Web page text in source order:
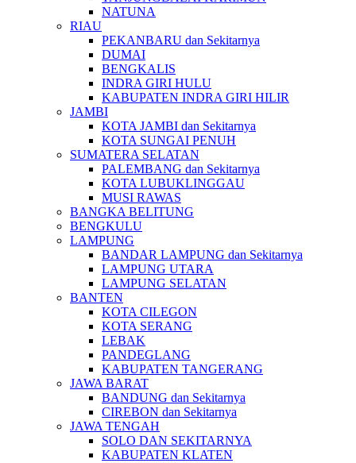
NATUNA
RIAU
PEKANBARU dan Sekitarnya
DUMAI
BENGKALIS
INDRA GIRI HULU
KABUPATEN INDRA GIRI HILIR
JAMBI
KOTA JAMBI dan Sekitarnya
KOTA SUNGAI PENUH
SUMATERA SELATAN
PALEMBANG dan Sekitarnya
KOTA LUBUKLINGGAU
MUSI RAWAS
BANGKA BELITUNG
BENGKULU
LAMPUNG
BANDAR LAMPUNG dan Sekitarnya
LAMPUNG UTARA
LAMPUNG SELATAN
BANTEN
KOTA CILEGON
KOTA SERANG
LEBAK
PANDEGLANG
KABUPATEN TANGERANG
JAWA BARAT
BANDUNG dan Sekitarnya
CIREBON dan Sekitarnya
JAWA TENGAH
SOLO DAN SEKITARNYA
KABUPATEN KLATEN